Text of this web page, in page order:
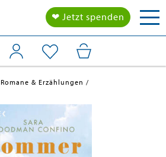
❤ Jetzt spenden
Romane & Erzählungen